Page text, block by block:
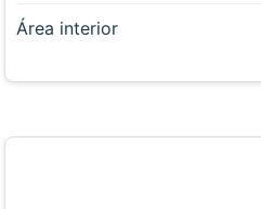
Área interior